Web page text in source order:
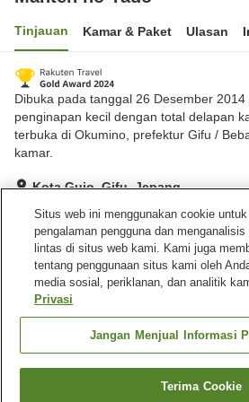
Tinjauan Kamar & Paket Ulasan
Dibuka pada tanggal 26 Desember
penginapan kecil dengan total delapan
terbuka di Okumino, prefektur Gifu /
kamar.
Kota Gujo, Gifu, Jepang
Lihat di peta
Hebat Ulasan:83
Fasilitas properti
Mesin penjual otomatis
Cari kamar
Situs web ini menggunakan cookie
pengalaman pengguna dan
lintas di situs web kami. Kami juga
tentang penggunaan situs kami oleh
media sosial, periklanan, dan analitik
Privasi
Jangan Menjual Informasi
Terima Cookie